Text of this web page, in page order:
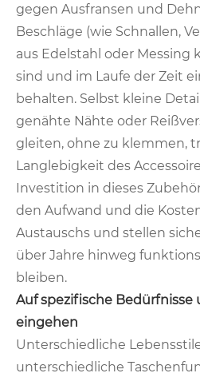
gegen Ausfransen und
Beschläge (wie Schnallen,
aus Edelstahl oder Messing
sind und im Laufe der Zeit
behalten. Selbst kleine
genähte Nähte oder
gleiten, ohne zu klemmen,
Langlebigkeit des
Investition in dieses
den Aufwand und die
Austauschs und stellen
über Jahre hinweg
bleiben.
Auf spezifische Bedürfnisse
eingehen
Unterschiedliche
unterschiedliche